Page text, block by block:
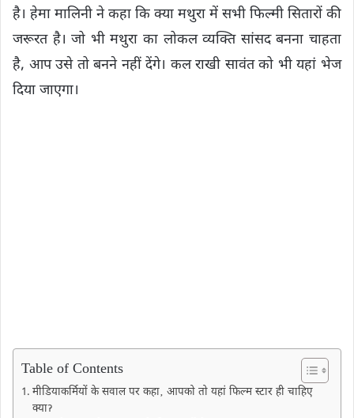
है। हेमा मालिनी ने कहा कि क्या मथुरा में सभी फिल्मी सितारों की
जरूरत है। जो भी मथुरा का लोकल व्यक्ति सांसद बनना चाहता
है, आप उसे तो बनने नहीं देंगे। कल राखी सावंत को भी यहां भेज
दिया जाएगा।
Table of Contents
मीडियाकर्मियों के सवाल पर कहा‚ आपको तो यहां फिल्म स्टार ही चाहिए
क्याॽ